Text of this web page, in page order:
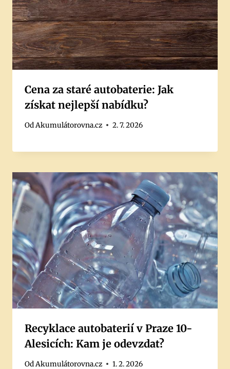
Cena za staré autobaterie: Jak
získat nejlepší nabídku?
OdAkumulátorovna.cz 2. 7. 2026
Recyklace autobaterií v Praze 10-
Alesicích: Kam je odevzdat?
OdAkumulátorovna.cz 1. 2. 2026